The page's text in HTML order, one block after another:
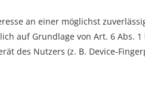
an einer möglichst
auf Grundlage von Art. 6 Abs. 1
des Nutzers (z. B. Device-